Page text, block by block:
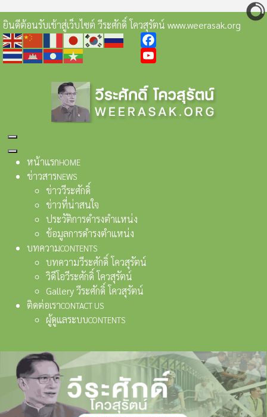
ยินดีต้อนรับเข้าสู่เว็บไซต์ วีระศักดิ์ โควสุรัตน์ www.weerasak.org
Facebook
หน้าแรกHOME
ข่าวสารNEWS
ข่าววีระศักดิ์
ข่าวที่น่าสนใจ
ประวัติการดำรงตำแหน่ง
ข้อมูลการดำรงตำแหน่ง
บทความCONTENTS
บทความวีระศักดิ์ โควสุรัตน์
วิดีโอวีระศักดิ์ โควสุรัตน์
Gallery วีระศักดิ์ โควสุรัตน์
ติดต่อเราCONTACT US
ผู้ดูแลระบบCONTENTS